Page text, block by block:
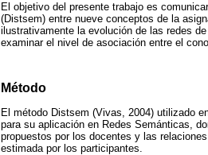
El objetivo del presente trabajo es
(Distsem) entre nueve conceptos de la
ilustrativamente la evolución de las redes
examinar el nivel de asociación entre el
Método
El método Distsem (Vivas, 2004) utilizado
para su aplicación en Redes Semánticas,
propuestos por los docentes y las
estimada por los participantes.